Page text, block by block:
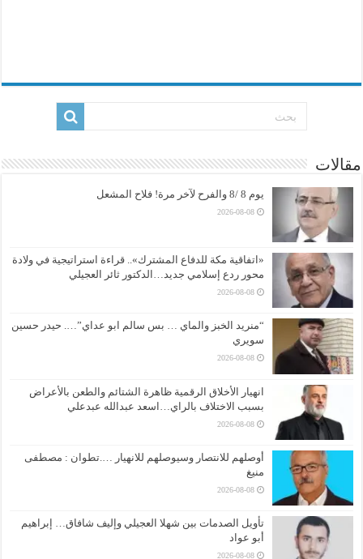
مقالات
يوم 8 /8 والفرح لآخر مرة! فلاح المشعل
2026-08-08
«اتفاقية مكة للدفاع المشترك».. قراءة استراتيجية في ولادة
محور ردع إسلامي جديد…الدكتور ثائر العجيلي
2026-08-08
“منريد الخبز والماي … بس سالم ابو عداي”…. حيدر حسين
سويري
2026-08-08
انهيار الأخلاق الرقمية ظاهرة الشتائم والطعن بالأعراض
بسبب الاختلاف بالراي…اسعد عبدالله عبدعلي
2026-08-08
أوصلهم للانتصار وسيوصلهم للانهيار ….تطوان : مصطفى
منيغ
2026-08-08
تأويل الصدمات بين شهلا العجيلي وإليف شافاق… إبراهيم
أبو عواد
2026-08-08